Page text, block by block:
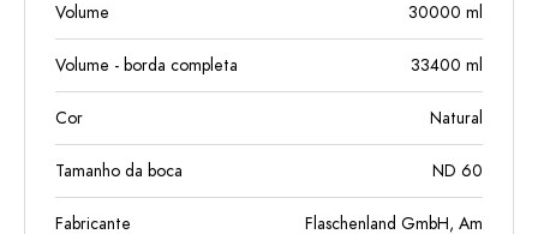
Volume 30000 ml
Volume - borda completa 33400 ml
Cor Natural
Tamanho da boca ND 60
Fabricante Flaschenland GmbH, Am